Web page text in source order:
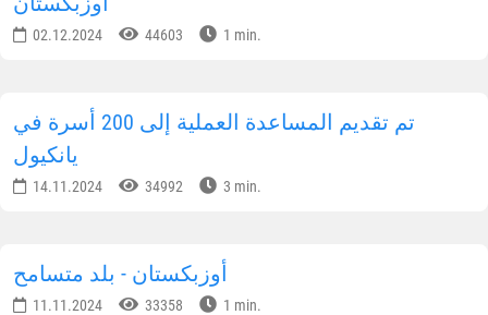
02.12.2024 44603 1 min.
تم تقديم المساعدة العملية إلى 200 أسرة في
يانكيول
14.11.2024 34992 3 min.
أوزبكستان - بلد متسامح
11.11.2024 33358 1 min.